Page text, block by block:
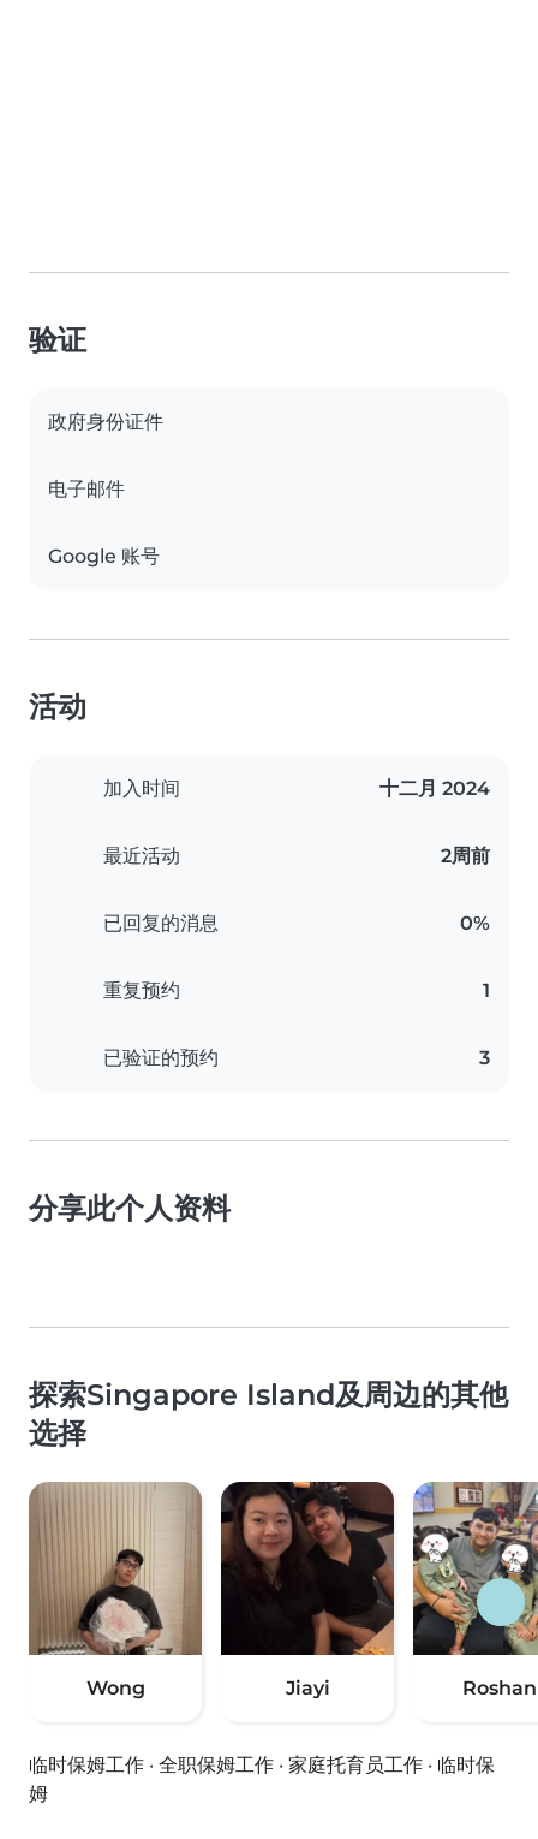
验证
政府身份证件
电子邮件
Google 账号
活动
加入时间 十二月 2024
最近活动 2周前
已回复的消息 0%
重复预约 1
已验证的预约 3
分享此个人资料
探索Singapore Island及周边的其他
选择
Wong Jiayi Roshan
临时保姆工作 · 全职保姆工作 · 家庭托育员工作 · 临时保
姆